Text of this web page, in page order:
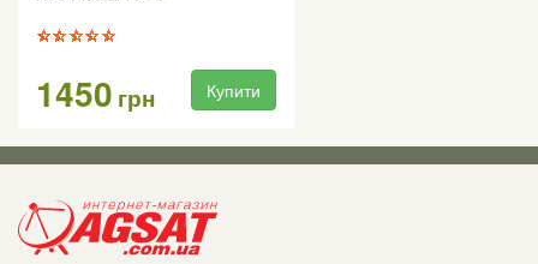
1450 грн Купити